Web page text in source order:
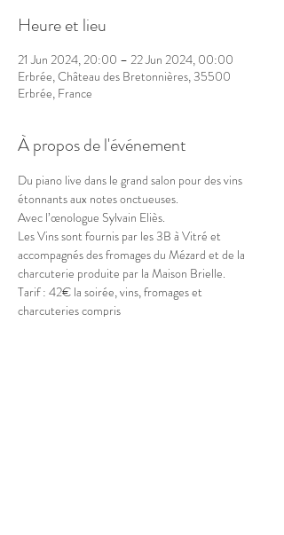
Heure et lieu
21 Jun 2024, 20:00 – 22 Jun 2024, 00:00
Erbrée, Château des Bretonnières, 35500
Erbrée, France
À propos de l'événement
Du piano live dans le grand salon pour des vins
étonnants aux notes onctueuses.
Avec l’œnologue Sylvain Eliès.
Les Vins sont fournis par les 3B à Vitré et
accompagnés des fromages du Mézard et de la
charcuterie produite par la Maison Brielle.
Tarif : 42€ la soirée, vins, fromages et
charcuteries compris